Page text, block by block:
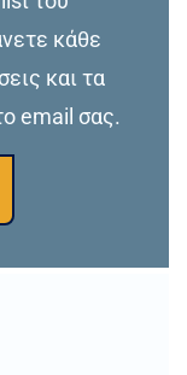
κάθε
και τα
email σας.